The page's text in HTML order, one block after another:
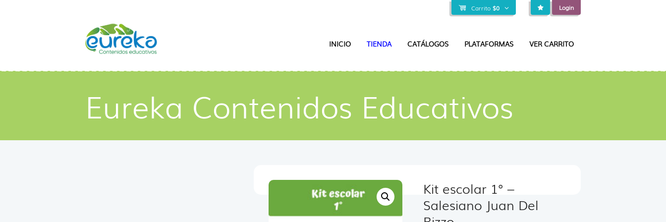
Carrito $0 Login
INICIO TIENDA CATÁLOGOS PLATAFORMAS VER CARRITO
Eureka Contenidos Educativos
Kit escolar 1° –
Salesiano Juan Del